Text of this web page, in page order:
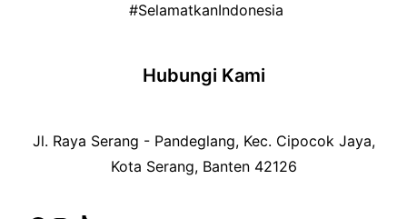
#SelamatkanIndonesia
Hubungi Kami
Jl. Raya Serang - Pandeglang, Kec. Cipocok Jaya,
Kota Serang, Banten 42126